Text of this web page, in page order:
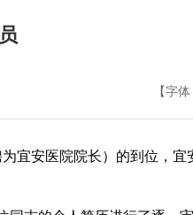
【字体
宜安医院院长）的到位，宜